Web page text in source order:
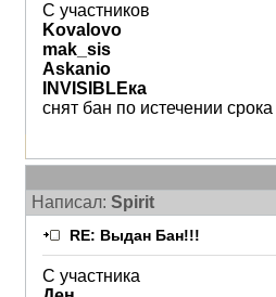
С участников
Kovalovo
mak_sis
Askanio
INVISIBLEка
снят бан по истечении срока
Написал: Spirit
RE: Выдан Бан!!!
С участника